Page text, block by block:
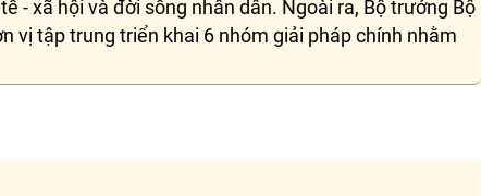
- xã hội và đời sống nhân dân. Ngoài ra, Bộ trưởng Bộ
vị tập trung triển khai 6 nhóm giải pháp chính nhằm